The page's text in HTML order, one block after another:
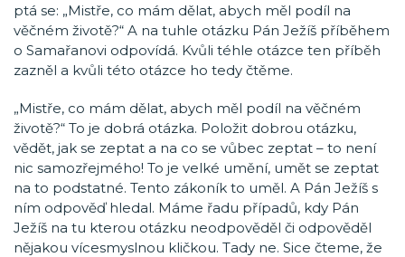
ptá se: „Mistře, co mám dělat, abych měl podíl na
věčném životě?“ A na tuhle otázku Pán Ježíš příběhem
o Samařanovi odpovídá. Kvůli téhle otázce ten příběh
zazněl a kvůli této otázce ho tedy čtěme.
„Mistře, co mám dělat, abych měl podíl na věčném
životě?“ To je dobrá otázka. Položit dobrou otázku,
vědět, jak se zeptat a na co se vůbec zeptat – to není
nic samozřejmého! To je velké umění, umět se zeptat
na to podstatné. Tento zákoník to uměl. A Pán Ježíš s
ním odpověď hledal. Máme řadu případů, kdy Pán
Ježíš na tu kterou otázku neodpověděl či odpověděl
nějakou vícesmyslnou kličkou. Tady ne. Sice čteme, že